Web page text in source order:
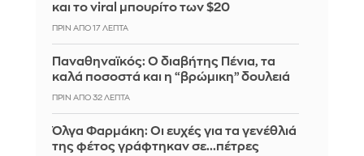
και το viral μπουρίτο των $20
ΠΡΙΝ ΑΠΌ 17 ΛΕΠΤΆ
Παναθηναϊκός: Ο διαβήτης Πένια, τα
καλά ποσοστά και η “βρώμικη” δουλειά
ΠΡΙΝ ΑΠΌ 32 ΛΕΠΤΆ
Όλγα Φαρμάκη: Οι ευχές για τα γενέθλιά
της φέτος γράφτηκαν σε...πέτρες